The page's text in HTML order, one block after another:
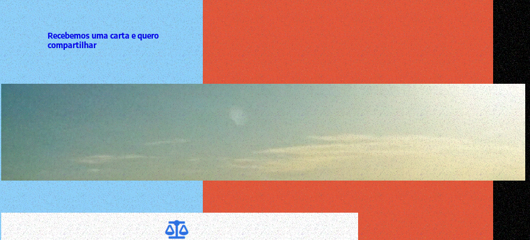
Recebemos uma carta e quero
compartilhar
festas felizes com os campeões do
mundo